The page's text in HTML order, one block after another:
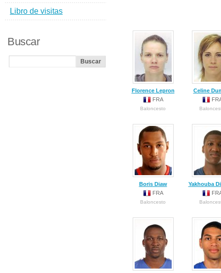
Florence Lepron
FRA
Baloncesto
Celine
Boris Diaw
FRA
Baloncesto
Yakhouba
Libro de visitas
Buscar